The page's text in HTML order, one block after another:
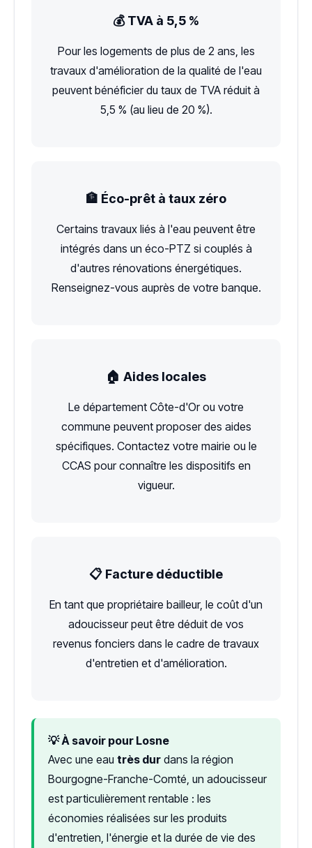
💰 TVA à 5,5 %
Pour les logements de plus de 2 ans, les
travaux d'amélioration de la qualité de l'eau
peuvent bénéficier du taux de TVA réduit à
5,5 % (au lieu de 20 %).
🏦 Éco-prêt à taux zéro
Certains travaux liés à l'eau peuvent être
intégrés dans un éco-PTZ si couplés à
d'autres rénovations énergétiques.
Renseignez-vous auprès de votre banque.
🏠 Aides locales
Le département Côte-d'Or ou votre
commune peuvent proposer des aides
spécifiques. Contactez votre mairie ou le
CCAS pour connaître les dispositifs en
vigueur.
📋 Facture déductible
En tant que propriétaire bailleur, le coût d'un
adoucisseur peut être déduit de vos
revenus fonciers dans le cadre de travaux
d'entretien et d'amélioration.
💡 À savoir pour Losne
Avec une eau très dur dans la région
Bourgogne-Franche-Comté, un adoucisseur
est particulièrement rentable : les
économies réalisées sur les produits
d'entretien, l'énergie et la durée de vie des